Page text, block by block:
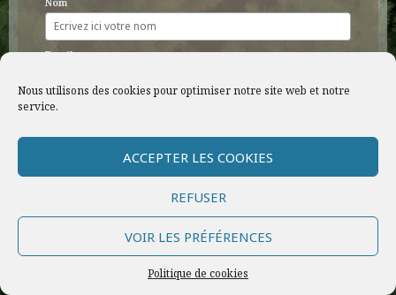
Nous utilisons des cookies pour optimiser notre site web et notre
service.
ACCEPTER LES COOKIES
REFUSER
VOIR LES PRÉFÉRENCES
Politique de cookies
Nom
Email
SOUMETTRE VOTRE AVIS
Tous droits réservés © Christelle Ottaviano, 2020 |Mentions légales|
Politique d’utilisation de vos données personnelles
cookies